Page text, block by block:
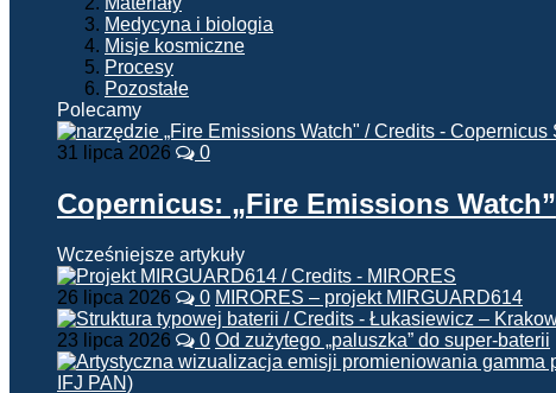
Medycyna i biologia
Misje kosmiczne
Procesy
Pozostałe
Polecamy
31 lipca 2026 0
Copernicus: „Fire Emissions Watch”
Wcześniejsze artykuły
26 lipca 2026 0 MIRORES – projekt MIRGUARD614
23 lipca 2026 0 Od zużytego „paluszka” do super-baterii